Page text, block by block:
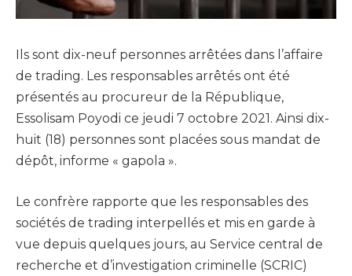
Ils sont dix-neuf personnes arrêtées dans l’affaire
de trading. Les responsables arrêtés ont été
présentés au procureur de la République,
Essolisam Poyodi ce jeudi 7 octobre 2021. Ainsi dix-
huit (18) personnes sont placées sous mandat de
dépôt, informe « gapola ».
Le confrère rapporte que les responsables des
sociétés de trading interpellés et mis en garde à
vue depuis quelques jours, au Service central de
recherche et d’investigation criminelle (SCRIC)